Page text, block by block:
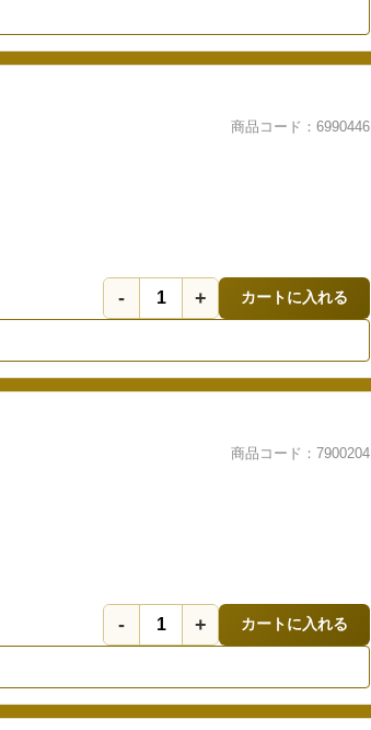
商品コード：6990446
- + カートに入れる
商品コード：7900204
- + カートに入れる